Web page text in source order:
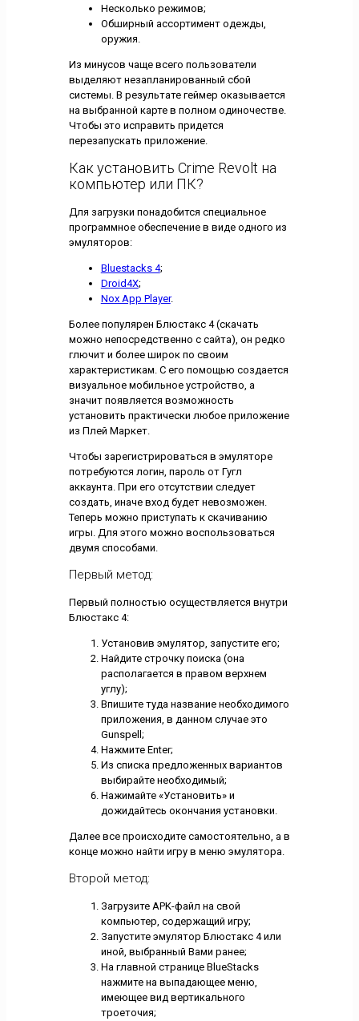
Несколько режимов;
Обширный ассортимент одежды,
оружия.
Из минусов чаще всего пользователи
выделяют незапланированный сбой
системы. В результате геймер оказывается
на выбранной карте в полном одиночестве.
Чтобы это исправить придется
перезапускать приложение.
Как установить Crime Revolt на
компьютер или ПК?
Для загрузки понадобится специальное
программное обеспечение в виде одного из
эмуляторов:
Bluestacks 4;
Droid4X;
Nox App Player.
Более популярен Блюстакс 4 (скачать
можно непосредственно с сайта), он редко
глючит и более широк по своим
характеристикам. С его помощью создается
визуальное мобильное устройство, а
значит появляется возможность
установить практически любое приложение
из Плей Маркет.
Чтобы зарегистрироваться в эмуляторе
потребуются логин, пароль от Гугл
аккаунта. При его отсутствии следует
создать, иначе вход будет невозможен.
Теперь можно приступать к скачиванию
игры. Для этого можно воспользоваться
двумя способами.
Первый метод:
Первый полностью осуществляется внутри
Блюстакс 4:
Установив эмулятор, запустите его;
Найдите строчку поиска (она
располагается в правом верхнем
углу);
Впишите туда название необходимого
приложения, в данном случае это
Gunspell;
Нажмите Enter;
Из списка предложенных вариантов
выбирайте необходимый;
Нажимайте «Установить» и
дожидайтесь окончания установки.
Далее все происходите самостоятельно, а в
конце можно найти игру в меню эмулятора.
Второй метод:
Загрузите APK-файл на свой
компьютер, содержащий игру;
Запустите эмулятор Блюстакс 4 или
иной, выбранный Вами ранее;
На главной странице BlueStacks
нажмите на выпадающее меню,
имеющее вид вертикального
троеточия;